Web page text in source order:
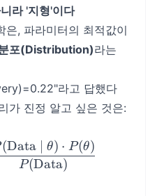
라 '지형'이다
은, 파라미터의 최적값이
포(Distribution)라는
라고 답했다
가 진정 알고 싶은 것은:
P(\theta \mid
P(Data)
(Data θ) ⋅ P(θ)